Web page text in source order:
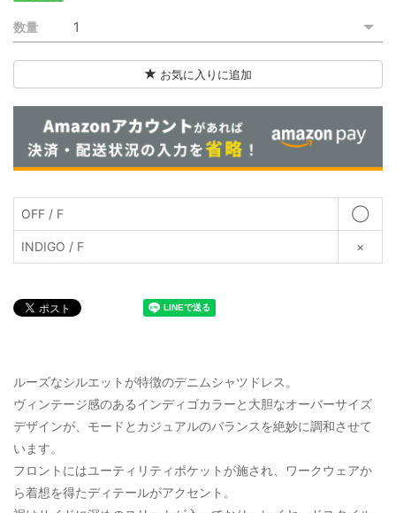
数量
お気に入りに追加
OFF / F ◯
INDIGO / F ×
ルーズなシルエットが特徴のデニムシャツドレス。
ヴィンテージ感のあるインディゴカラーと大胆なオーバーサイズ
デザインが、モードとカジュアルのバランスを絶妙に調和させて
います。
フロントにはユーティリティポケットが施され、ワークウェアか
ら着想を得たディテールがアクセント。